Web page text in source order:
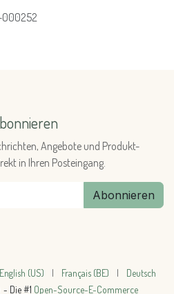
Angebote und Produkt-
in Ihren Posteingang.
Abonnieren
English (US) | Français (BE) |
Deutsch
- Die #1 Open-Source-E-Commerce